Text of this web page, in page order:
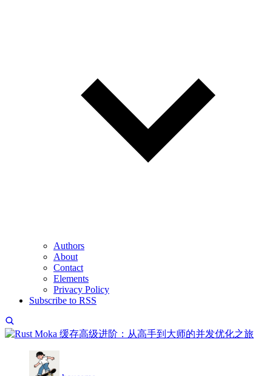
Authors
About
Contact
Elements
Privacy Policy
Subscribe to RSS